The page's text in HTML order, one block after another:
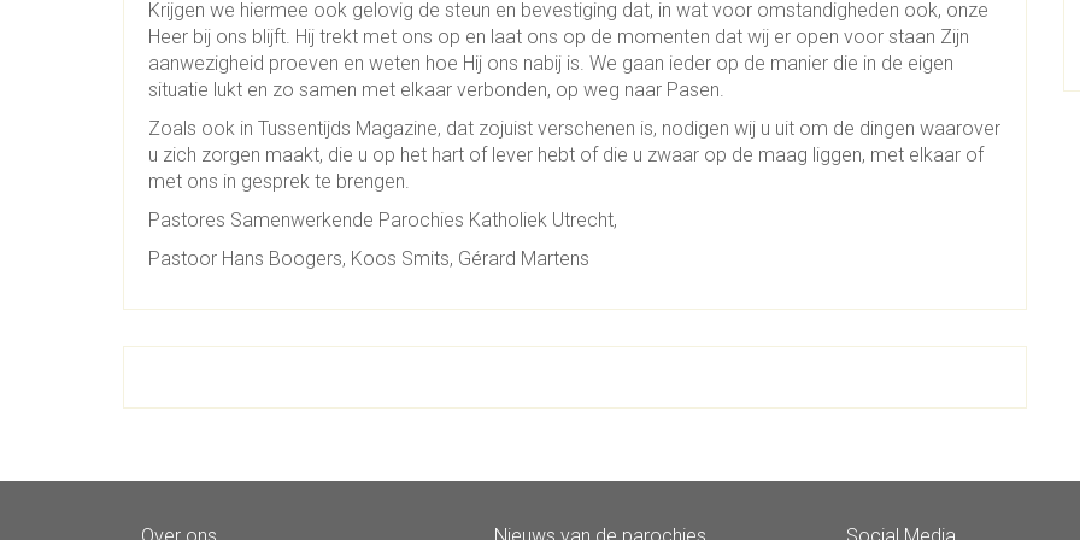
Krijgen we hiermee ook gelovig de steun en bevestiging dat, in wat voor omstandigheden ook, onze
Heer bij ons blijft. Hij trekt met ons op en laat ons op de momenten dat wij er open voor staan Zijn
aanwezigheid proeven en weten hoe Hij ons nabij is. We gaan ieder op de manier die in de eigen
situatie lukt en zo samen met elkaar verbonden, op weg naar Pasen.
Zoals ook in Tussentijds Magazine, dat zojuist verschenen is, nodigen wij u uit om de dingen waarover
u zich zorgen maakt, die u op het hart of lever hebt of die u zwaar op de maag liggen, met elkaar of
met ons in gesprek te brengen.
Pastores Samenwerkende Parochies Katholiek Utrecht,
Pastoor Hans Boogers, Koos Smits, Gérard Martens